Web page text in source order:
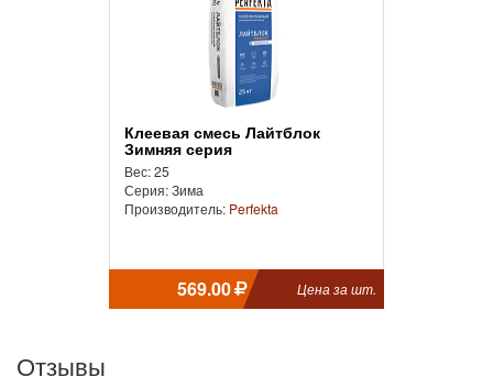
Клеевая смесь Лайтблок
Зимняя серия
Вес: 25
Серия: Зима
Производитель: Perfekta
569.00 Цена за шт.
Отзывы